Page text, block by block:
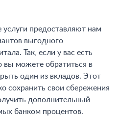
предоставляют нам
выгодного
Так, если у вас есть
вы можете обратиться в
один из вкладов. Этот
сохранить свои сбережения
дополнительный
банком процентов.